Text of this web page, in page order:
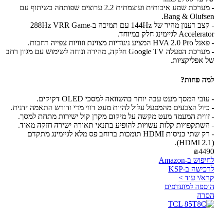
- מערכת שמע איכותית ועוצמתית 2.2 ערוצים שפותחה בשיתוף עם
Bang & Olufsen.
- קצב רענון מהיר של 144Hz עם תמיכה ב-288Hz VRR Game
Accelerator לגיימינג חלק במיוחד.
- פאנל HVA 2.0 Pro המציע ניגודיות מצוינת וזוויות צפייה רחבות.
- מערכת הפעלה Google TV חלקה, מהירה ונוחה לשימוש עם מגוון רחב
של אפליקציות.
למה פחות?
- עובי המסך מעט עבה יותר בהשוואה למסכי OLED דקיקים.
- כיול הצבעים מהמפעל עלול להיות מעט רווי מדי ודורש התאמה ידנית.
- זווית המעמד מעט מקשה על מיקום מקרן קול ישירות מתחת למסך.
- השתקפויות קלות עשויות להופיע בתנאי תאורה ישירה חזקה מאוד.
- רק שתי כניסות HDMI תומכות ברוחב פס מלא לגיימינג מתקדם
(HDMI 2.1).
₪4490
לחיפוש ב-Amazon
לרכישה ב-KSP
קרא/י עוד >
הוספה למועדפים
הסרה